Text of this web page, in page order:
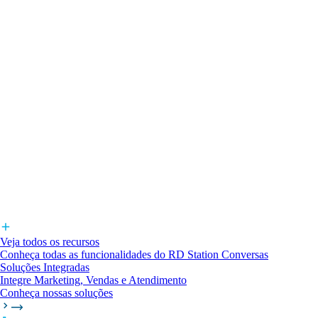
Veja todos os recursos
Conheça todas as funcionalidades do RD Station Conversas
Soluções Integradas
Integre Marketing, Vendas e Atendimento
Conheça nossas soluções